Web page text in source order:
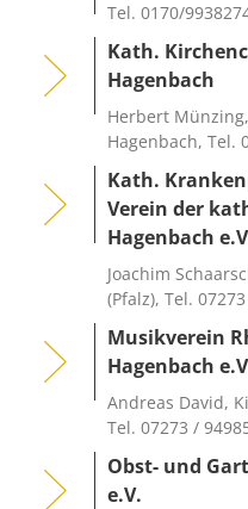
Tel. 0170/
Kath.
Hagenbach
Herbert
Hagenbach, Tel.
Kath.
Verein der
Hagenbach
Joachim
(Pfalz), Tel.
Musikverein
Hagenbach
Andreas David,
Tel. 07273 /
Obst- und
e.V.